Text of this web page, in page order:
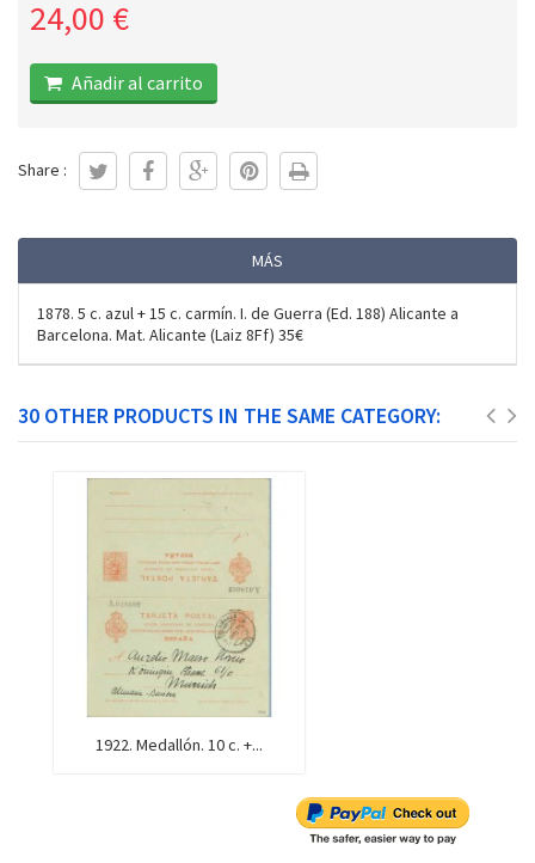
24,00 €
Añadir al carrito
Share :
MÁS
1878. 5 c. azul + 15 c. carmín. I. de Guerra (Ed. 188) Alicante a
Barcelona. Mat. Alicante (Laiz 8Ff) 35€
30 OTHER PRODUCTS IN THE SAME CATEGORY:
1922. Medallón. 10 c. +...